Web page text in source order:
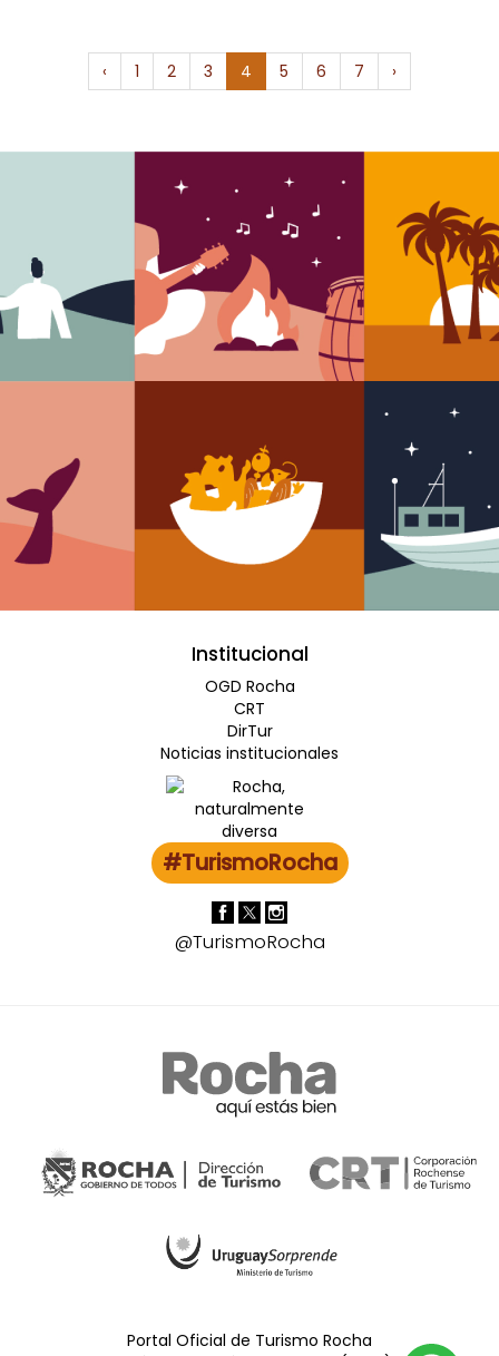
‹ 1 2 3 4 5 6 7 ›
Institucional
OGD Rocha
CRT
DirTur
Noticias institucionales
#TurismoRocha
@TurismoRocha
Portal Oficial de Turismo Rocha